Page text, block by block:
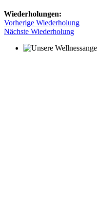
Wiederholungen:
Vorherige Wiederholung
Nächste Wiederholung